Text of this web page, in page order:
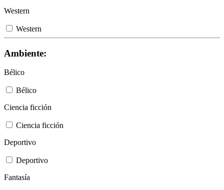
Western
Western
Ambiente:
Bélico
Bélico
Ciencia ficción
Ciencia ficción
Deportivo
Deportivo
Fantasía